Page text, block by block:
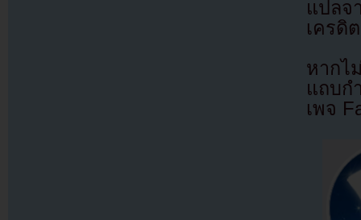
แปล
เครดิ
หากไ
แถบก
เพจ